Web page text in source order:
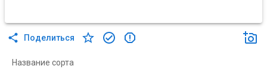
Поделиться
Название сорта